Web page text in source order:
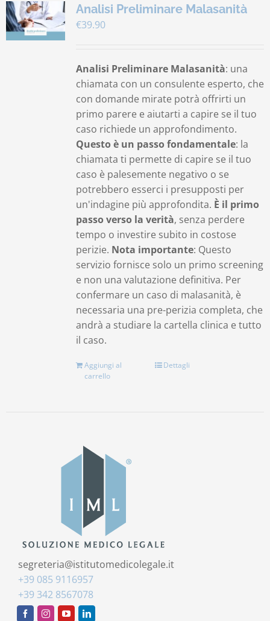
Analisi Preliminare Malasanità
€39.90
Analisi Preliminare Malasanità: una
chiamata con un consulente esperto, che
con domande mirate potrà offrirti un
primo parere e aiutarti a capire se il tuo
caso richiede un approfondimento.
Questo è un passo fondamentale: la
chiamata ti permette di capire se il tuo
caso è palesemente negativo o se
potrebbero esserci i presupposti per
un'indagine più approfondita. È il primo
passo verso la verità, senza perdere
tempo o investire subito in costose
perizie. Nota importante: Questo
servizio fornisce solo un primo screening
e non una valutazione definitiva. Per
confermare un caso di malasanità, è
necessaria una pre-perizia completa, che
andrà a studiare la cartella clinica e tutto
il caso.
Aggiungi al
carrello
Dettagli
segreteria@istitutomedicolegale.it
+39 085 9116957
+39 342 8567078